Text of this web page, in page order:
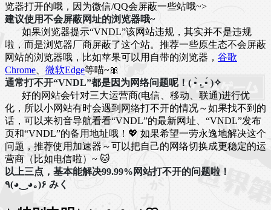
览器打开的哦，因为微信/QQ会屏蔽一些站哦~>
建议使用不会屏蔽网址的浏览器哦~
如果浏览器提示“VNDL”该网站违规，其实并不是违规
啦，而是浏览器厂商屏蔽了这个站。推荐一些原生态不会屏蔽
网站的浏览器哦，比如苹果可以用自带的浏览器， 谷歌
Chrome、 微软Edge等喵~🎀
通常打不开“VNDL”都是因为网络问题呢！( •̀ .̫ •́ )✧
好的网站会针对三大运营商(电信、移动、联通)进行优
化，所以小网站有时会遇到网络打不开的情况～如果找不到的
话，可以来初音导航看看“VNDL”的最新网址、“VNDL”发布
页和“VNDL”的备用地址哦！💖 如果希望一劳永逸地解决这个
问题，推荐使用加速器～可以把自己的网络切换成更稳定的运
营商（比如电信啦）~ 🐱
以上三点，基本能解决99.99%网站打不开的问题啦！
٩(◕‿◕｡)۶ みく